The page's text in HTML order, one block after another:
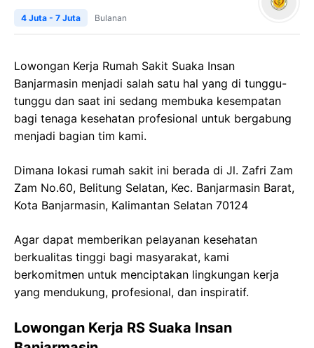
4 Juta - 7 Juta Bulanan
Lowongan Kerja Rumah Sakit Suaka Insan
Banjarmasin menjadi salah satu hal yang di tunggu-
tunggu dan saat ini sedang membuka kesempatan
bagi tenaga kesehatan profesional untuk bergabung
menjadi bagian tim kami.
Dimana lokasi rumah sakit ini berada di Jl. Zafri Zam
Zam No.60, Belitung Selatan, Kec. Banjarmasin Barat,
Kota Banjarmasin, Kalimantan Selatan 70124
Agar dapat memberikan pelayanan kesehatan
berkualitas tinggi bagi masyarakat, kami
berkomitmen untuk menciptakan lingkungan kerja
yang mendukung, profesional, dan inspiratif.
Lowongan Kerja RS Suaka Insan